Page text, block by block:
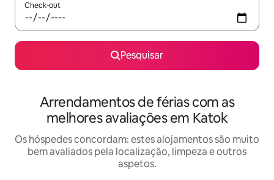
Check-out
Pesquisar
Arrendamentos de férias com as
melhores avaliações em Katok
Os hóspedes concordam: estes alojamentos são muito
bem avaliados pela localização, limpeza e outros
aspetos.